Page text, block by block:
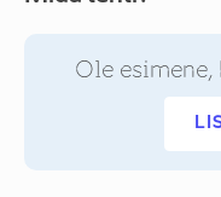
Ole esimene,